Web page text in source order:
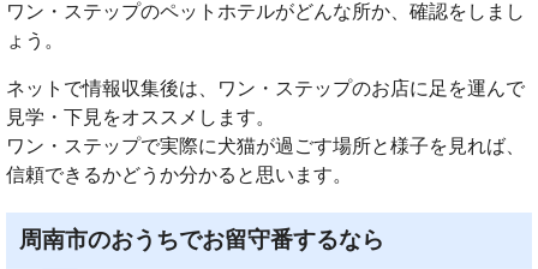
ワン・ステップのペットホテルがどんな所か、確認をしまし
ょう。
ネットで情報収集後は、ワン・ステップのお店に足を運んで
見学・下見をオススメします。
ワン・ステップで実際に犬猫が過ごす場所と様子を見れば、
信頼できるかどうか分かると思います。
周南市のおうちでお留守番するなら